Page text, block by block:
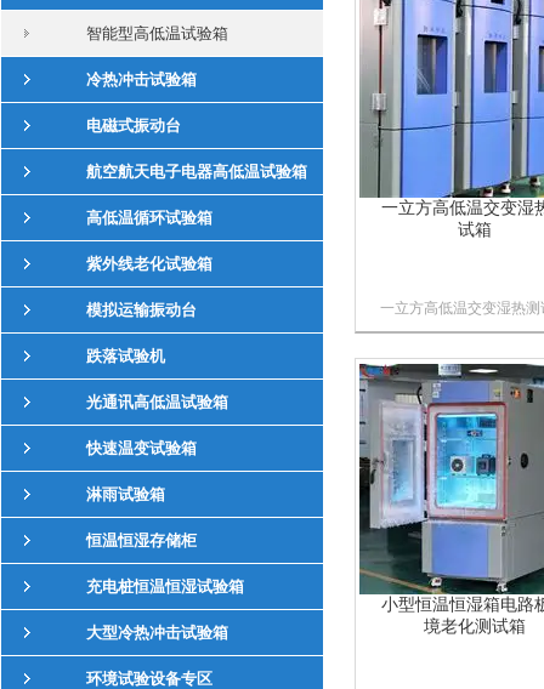
智能型高低温试验箱
冷热冲击试验箱
电磁式振动台
航空航天电子电器高低温试验箱
高低温循环试验箱
紫外线老化试验箱
模拟运输振动台
跌落试验机
光通讯高低温试验箱
快速温变试验箱
淋雨试验箱
恒温恒湿存储柜
充电桩恒温恒湿试验箱
大型冷热冲击试验箱
环境试验设备专区
一立方高低温交变湿
试箱
一立方高低温交变湿热测
箱适用于对产品（整机）
零部件、材料进行高温、
温、高低温循环及温度筛
（ESS）试验。高低温交
湿热试验箱可用于散热试
样品和非散热试验样品的
验。对于散热试验样品的
验，...
小型恒温恒湿箱电路
境老化测试箱